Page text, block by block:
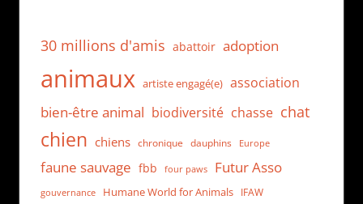
30 millions d'amis abattoir adoption
animaux artiste engagé(e) association
bien-être animal biodiversité chasse chat
chien chiens chronique dauphins Europe
faune sauvage fbb four paws Futur Asso
gouvernance Humane World for Animals IFAW